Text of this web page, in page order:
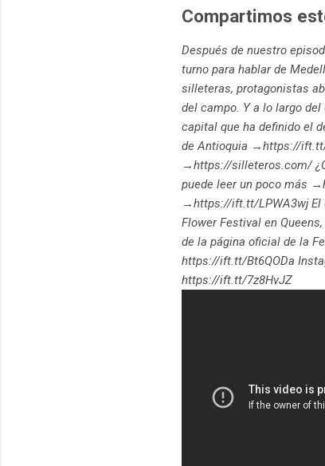
Compartimos
Después de nuestro
turno para hablar de
silleteras, protagonistas
del campo. Y a lo largo
capital que ha definido el
de Antioquia →https://ift.tt/
→https://silleteros.com/
puede leer un poco más
→https://ift.tt/LPWA3wj El
Flower Festival en
de la página oficial de la
https://ift.tt/Bt6QODa
https://ift.tt/7z8HvJZ